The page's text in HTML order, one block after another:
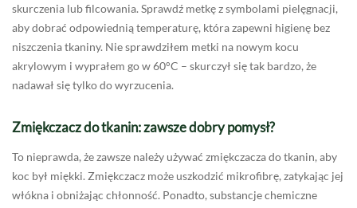
skurczenia lub filcowania. Sprawdź metkę z symbolami pielęgnacji,
aby dobrać odpowiednią temperaturę, która zapewni higienę bez
niszczenia tkaniny. Nie sprawdziłem metki na nowym kocu
akrylowym i wyprałem go w 60°C – skurczył się tak bardzo, że
nadawał się tylko do wyrzucenia.
Zmiękczacz do tkanin: zawsze dobry pomysł?
To nieprawda, że zawsze należy używać zmiękczacza do tkanin, aby
koc był miękki. Zmiękczacz może uszkodzić mikrofibrę, zatykając jej
włókna i obniżając chłonność. Ponadto, substancje chemiczne